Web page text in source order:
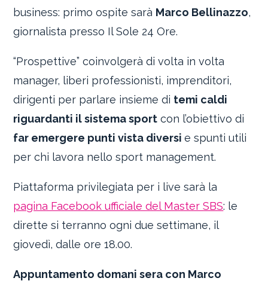
business: primo ospite sarà Marco Bellinazzo,
giornalista presso Il Sole 24 Ore.
“Prospettive” coinvolgerà di volta in volta
manager, liberi professionisti, imprenditori,
dirigenti per parlare insieme di temi caldi
riguardanti il sistema sport con l’obiettivo di
far emergere punti vista diversie spunti utili
per chi lavora nello sport management.
Piattaforma privilegiata per i live sarà la
pagina Facebook ufficiale del Master SBS: le
dirette si terranno ogni due settimane, il
giovedì, dalle ore 18.00.
Appuntamento domani sera con Marco